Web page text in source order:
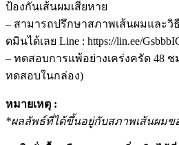
ป้องกันเส้นผมเสียหาย
– สามารถปรึกษาสภาพเส้นผมและ
ดมินได้เลย Line : https://lin.ee/
– ทดสอบการแพ้อย่างเคร่งครัด 48
ทดสอบในกล่อง)
หมายเหตุ :
*ผลลัพธ์ที่ได้ขึ้นอยู่กับสภาพเส้นผมข